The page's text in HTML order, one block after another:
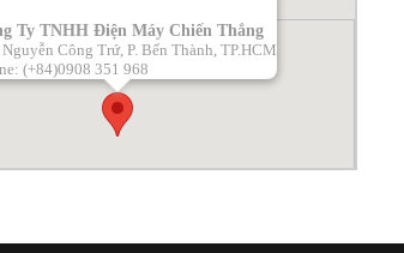
Ty TNHH Điện Máy Chiến Thắng
Công Trứ, P. Bến Thành, TP.HCM
(+84)0908 351 968